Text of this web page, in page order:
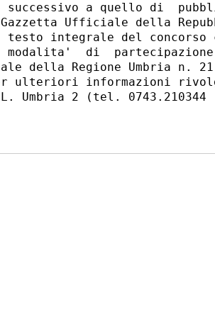
successivo a quello di
Ufficiale della
testo integrale del concorso
modalita'  di
della Regione Umbria n.
ulteriori informazioni
Umbria 2 (tel.